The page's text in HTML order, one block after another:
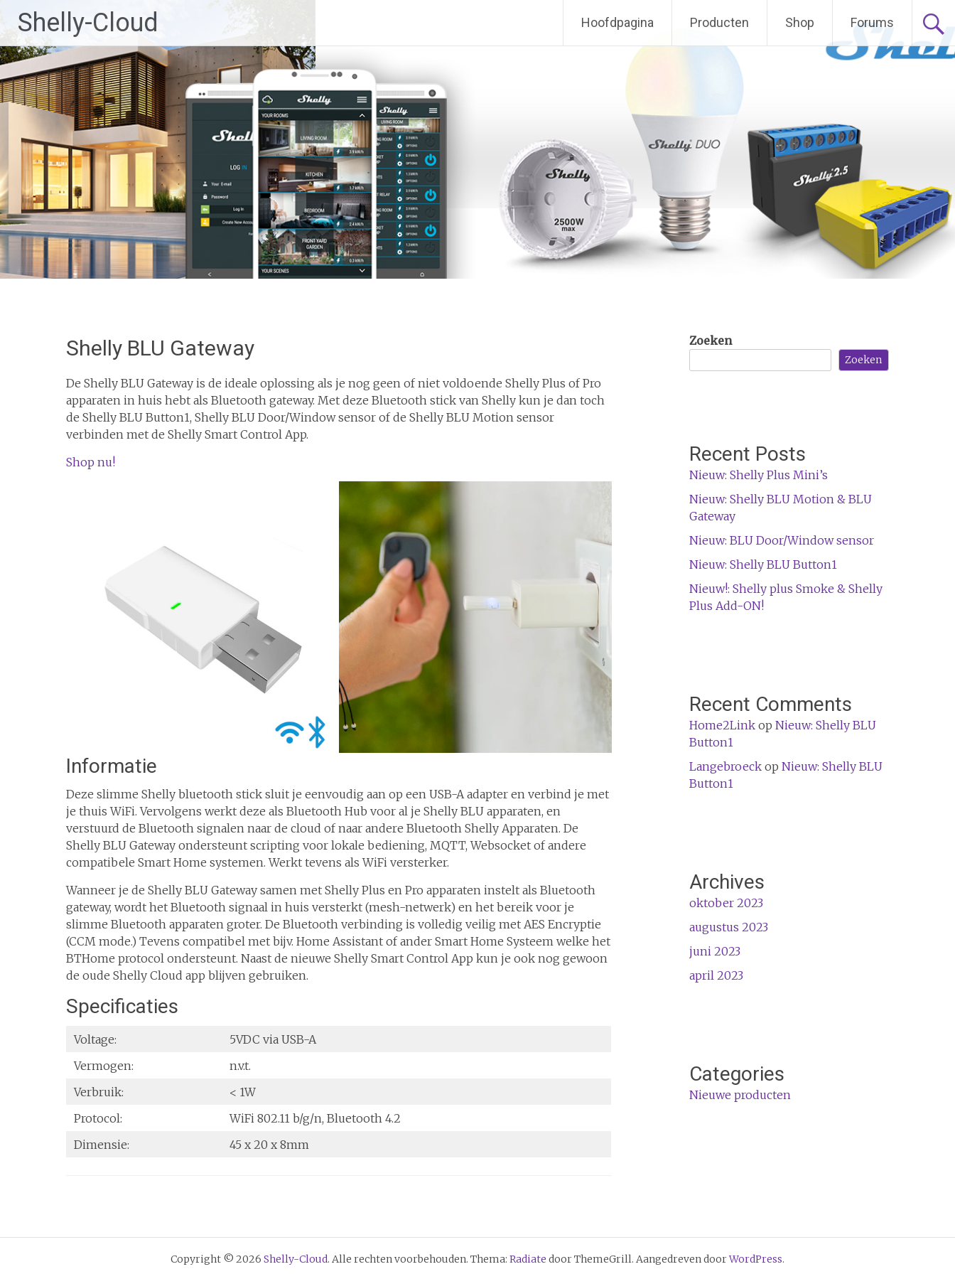
naar
de
inhoud
Shelly-Cloud Hoofdpagina Producten Shop Forums
Shelly BLU Gateway
De Shelly BLU Gateway is de ideale oplossing als je nog geen of niet voldoende Shelly Plus of Pro
apparaten in huis hebt als Bluetooth gateway. Met deze Bluetooth stick van Shelly kun je dan toch
de Shelly BLU Button1, Shelly BLU Door/Window sensor of de Shelly BLU Motion sensor
verbinden met de Shelly Smart Control App.
Shop nu!
Informatie
Deze slimme Shelly bluetooth stick sluit je eenvoudig aan op een USB-A adapter en verbind je met
je thuis WiFi. Vervolgens werkt deze als Bluetooth Hub voor al je Shelly BLU apparaten, en
verstuurd de Bluetooth signalen naar de cloud of naar andere Bluetooth Shelly Apparaten. De
Shelly BLU Gateway ondersteunt scripting voor lokale bediening, MQTT, Websocket of andere
compatibele Smart Home systemen. Werkt tevens als WiFi versterker.
Wanneer je de Shelly BLU Gateway samen met Shelly Plus en Pro apparaten instelt als Bluetooth
gateway, wordt het Bluetooth signaal in huis versterkt (mesh-netwerk) en het bereik voor je
slimme Bluetooth apparaten groter. De Bluetooth verbinding is volledig veilig met AES Encryptie
(CCM mode.) Tevens compatibel met bijv. Home Assistant of ander Smart Home Systeem welke het
BTHome protocol ondersteunt. Naast de nieuwe Shelly Smart Control App kun je ook nog gewoon
de oude Shelly Cloud app blijven gebruiken.
Specificaties
Voltage:
5VDC via USB-A
Vermogen:
n.v.t.
Verbruik:
< 1W
Protocol:
WiFi 802.11 b/g/n, Bluetooth 4.2
Dimensie:
45 x 20 x 8mm
Zoeken
Zoeken
Recent Posts
Nieuw: Shelly Plus Mini’s
Nieuw: Shelly BLU Motion & BLU
Gateway
Nieuw: BLU Door/Window sensor
Nieuw: Shelly BLU Button1
Nieuw!: Shelly plus Smoke & Shelly
Plus Add-ON!
Recent Comments
Home2Linkop Nieuw: Shelly BLU
Button1
Langebroeckop Nieuw: Shelly BLU
Button1
Archives
oktober 2023
augustus 2023
juni 2023
april 2023
Categories
Nieuwe producten
Copyright © 2026 Shelly-Cloud. Alle rechten voorbehouden. Thema: Radiate door ThemeGrill. Aangedreven doorWordPress.